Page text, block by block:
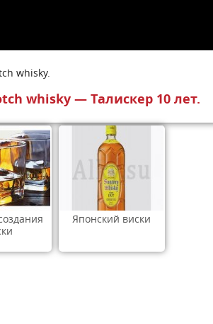
whisky.
whisky — Талискер 10 лет.
Японский виски